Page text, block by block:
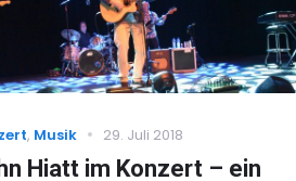
, Musik
Posted
29. Juli 2018
Hiatt im Konzert – ein